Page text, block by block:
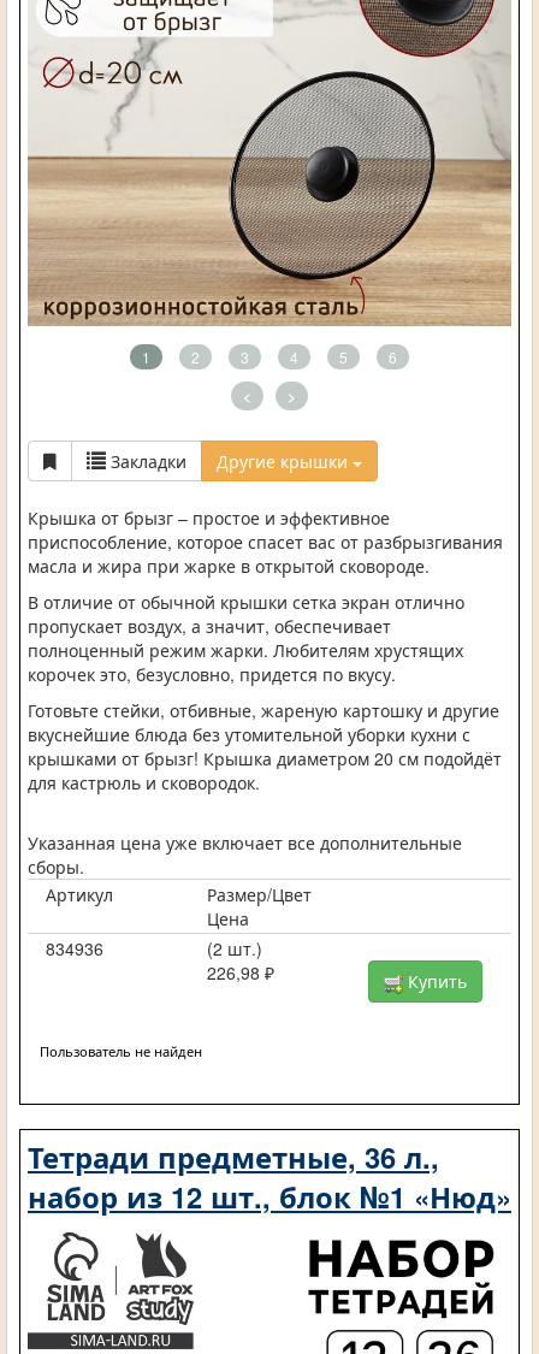
1 2 3 4 5 6
< >
Закладки Другие крышки
Крышка от брызг – простое и эффективное
приспособление, которое спасет вас от разбрызгивания
масла и жира при жарке в открытой сковороде.
В отличие от обычной крышки сетка экран отлично
пропускает воздух, а значит, обеспечивает
полноценный режим жарки. Любителям хрустящих
корочек это, безусловно, придется по вкусу.
Готовьте стейки, отбивные, жареную картошку и другие
вкуснейшие блюда без утомительной уборки кухни с
крышками от брызг! Крышка диаметром 20 см подойдёт
для кастрюль и сковородок.
Указанная цена уже включает все дополнительные
сборы.
Артикул
Размер/Цвет
Цена
834936
(2 шт.)
226,98 ₽
Купить
Пользователь не найден
Тетради предметные, 36 л.,
набор из 12 шт., блок №1 «Нюд»